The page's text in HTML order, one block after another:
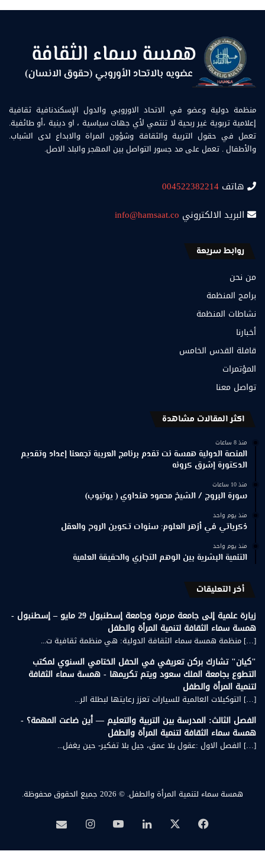
منظمة دولية وعضو في الاتحاد الاوروبي والدول الإسكندنافية ثقافية
إعلامية تربوية غير ربحية لا تنتمي لأي جهات سياسية ، او دينية ،أو طائفية.
تعمل في حقول التربية والثقافة وشؤون المراة والابداع لدى الشباب.
والأطفال . تعمل على مد جسور التواصل بين المهجر والبلد الاصل.
هاتف 004522382214
البريد الالكتروني info@hamsaat.co
روابط سريعة
من نحن
برامج المنظمة
نشاطات المنظمة
أخبارنا
قافلة القدس الخامس
المؤتمرات
تواصل معنا
اكثر المقالات مشاهدة
منذ 8 ساعات
المنصة الدولية همسة نت تقدم برنامج العربية تجمعنا إعداد وتقديم
الدكتورة إشرق كرونه
منذ 10 ساعات
سورة البروج / الشيخ محمود هنداوي ( يوتيوب)
منذ يوم واحد
ذكرياتي في أزهر العلوم: سنوات تكوين الروح والعقل
منذ يوم واحد
التنمية البشرية بين الوهم التجاري والحقيقة العلمية
أخر التعليقات
زيارة علمية إلى جامعة مرمرة وجامعة إسطنبول 29 مايو – إسطنبول -
همسة سماء الثقافة لتنمية المرأة والطفل
[…] منظمة همسة سماء الثقافة الدولية: هي منظمة ثقافية ت...
"كيان" تشارك بركن تعريفي في الحفل الختامي السنوي لمكتب
التطوع بجامعة الملك سعود ويتم تكريمها - همسة سماء الثقافة
لتنمية المرأة والطفل
[…] التوكيلات العالمية للسيارات تعزز رعايتها لبطلة الر...
الفصل الثالث: المدرسة بين التربية والتعليم — أين ضاعت المهمة؟ -
همسة سماء الثقافة لتنمية المرأة والطفل
[…] الفصل الاول :عقول بلا عمق، جيل بلا تفكير- حين يغفل...
همسة سماء لتنمية المرأة والطفل. © 2026 جميع الحقوق محفوظة.
فيسبوك لينكدإن‫YouTubeانستقرامبريد
همسة